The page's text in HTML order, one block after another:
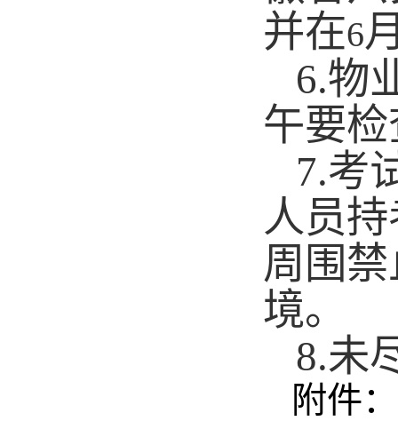
并在6
6.物
午要
7.考
人员
周围
境。
8.未
附件：